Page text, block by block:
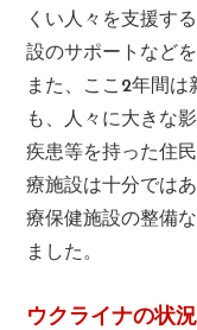
くい人々を支援す
設のサポートなど
また、ここ2年間
も、人々に大きな
疾患等を持った住
療施設は十分では
療保健施設の整備
ました。
ウクライナの状